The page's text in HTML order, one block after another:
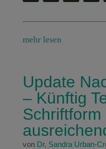
mehr lesen
Update
– Künftig
Schriftform
von Dr. Sandra Urban-